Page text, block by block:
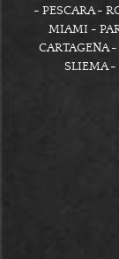
- PESCARA -
MIAMI -
CARTAGENA
SLIEMA -